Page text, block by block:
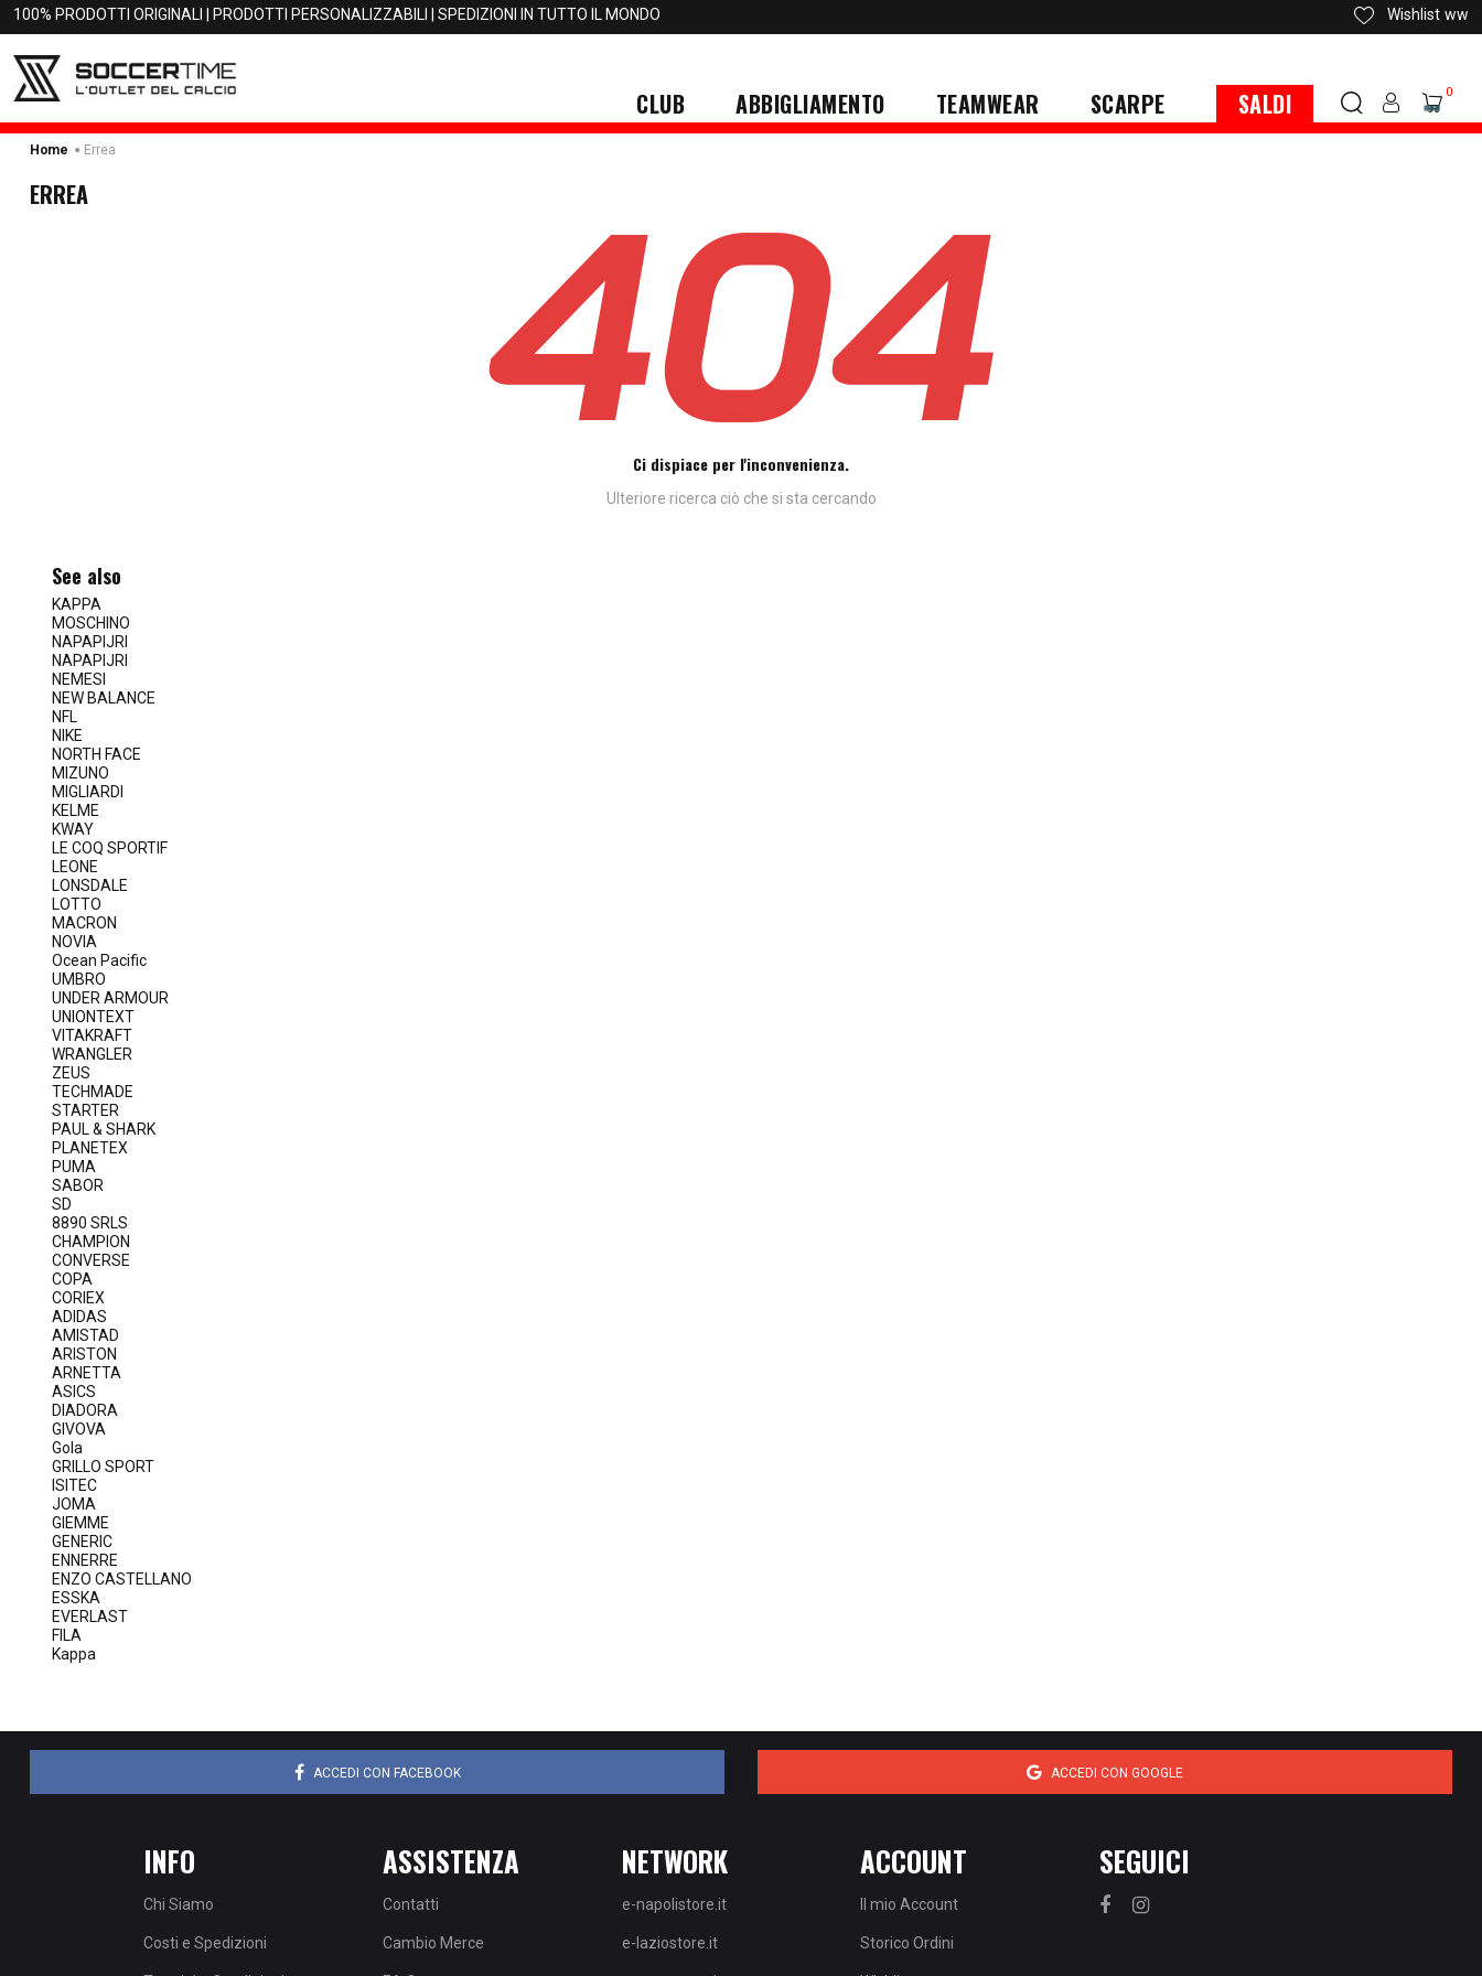
100% PRODOTTI ORIGINALI | PRODOTTI PERSONALIZZABILI | SPEDIZIONI IN TUTTO IL MONDO ww
Wishlist
CLUB ABBIGLIAMENTO TEAMWEAR SCARPE SALDI 0
Home Errea
ERREA
Ci dispiace per l'inconvenienza.
Ulteriore ricerca ciò che si sta cercando
See also
KAPPA
MOSCHINO
NAPAPIJRI
NAPAPIJRI
NEMESI
NEW BALANCE
NFL
NIKE
NORTH FACE
MIZUNO
MIGLIARDI
KELME
KWAY
LE COQ SPORTIF
LEONE
LONSDALE
LOTTO
MACRON
NOVIA
Ocean Pacific
UMBRO
UNDER ARMOUR
UNIONTEXT
VITAKRAFT
WRANGLER
ZEUS
TECHMADE
STARTER
PAUL & SHARK
PLANETEX
PUMA
SABOR
SD
8890 SRLS
CHAMPION
CONVERSE
COPA
CORIEX
ADIDAS
AMISTAD
ARISTON
ARNETTA
ASICS
DIADORA
GIVOVA
Gola
GRILLO SPORT
ISITEC
JOMA
GIEMME
GENERIC
ENNERRE
ENZO CASTELLANO
ESSKA
EVERLAST
FILA
Kappa
ACCEDI CON FACEBOOK ACCEDI CON GOOGLE
INFO
Chi Siamo
Costi e Spedizioni
ASSISTENZA
Contatti
Cambio Merce
NETWORK
e-napolistore.it
e-laziostore.it
ACCOUNT
Il mio Account
Storico Ordini
SEGUICI